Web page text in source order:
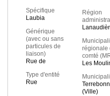
Spécifique
Laubia
Générique
(avec ou sans
particules de
liaison)
Rue de
Type d'entité
Rue
Région
régionale
comté
Les
(Ville)